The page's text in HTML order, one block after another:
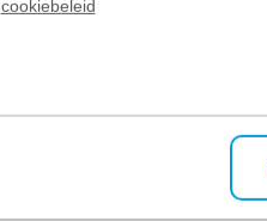
cookiebeleid